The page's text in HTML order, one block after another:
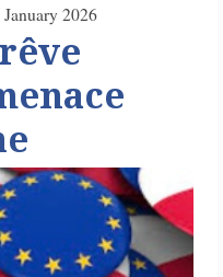
January 2026